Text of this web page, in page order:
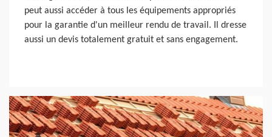
peut aussi accéder à tous les équipements appropriés
pour la garantie d'un meilleur rendu de travail. Il dresse
aussi un devis totalement gratuit et sans engagement.